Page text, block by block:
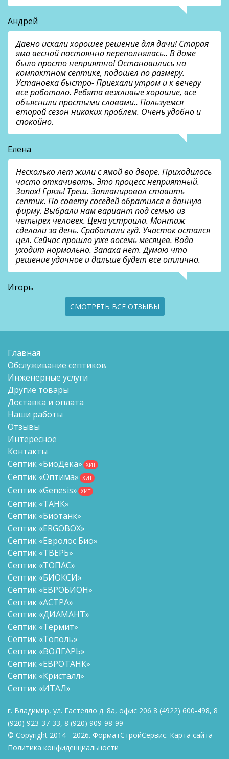
Андрей
Давно искали хорошее решение для дачи! Старая
яма весной постоянно переполнялась.. В доме
было просто неприятно! Остановились на
компактном септике, подошел по размеру.
Установка быстро- Приехали утром и к вечеру
все работало. Ребята вежливые хорошие, все
объяснили простыми словами.. Пользуемся
второй сезон никаких проблем. Очень удобно и
спокойно.
Елена
Несколько лет жили с ямой во дворе. Приходилось
часто откачивать. Это процесс неприятный.
Запах! Грязь! Треш. Запланировал ставить
септик. По совету соседей обратился в данную
фирму. Выбрали нам вариант под семью из
четырех человек. Цена устроила. Монтаж
сделали за день. Сработали гуд. Участок остался
цел. Сейчас прошло уже восемь месяцев. Вода
уходит нормально. Запаха нет. Думаю что
решение удачное и дальше будет все отлично.
Игорь
СМОТРЕТЬ ВСЕ ОТЗЫВЫ
Главная
Обслуживание септиков
Инженерные услуги
Другие товары
Доставка и оплата
Наши работы
Отзывы
Интересное
Контакты
Септик «БиоДека» ХИТ
Септик «Оптима» ХИТ
Септик «Genesis» ХИТ
Септик «ТАНК»
Септик «Биотанк»
Септик «ERGOBOX»
Септик «Евролос Био»
Септик «ТВЕРЬ»
Септик «ТОПАС»
Септик «БИОКСИ»
Септик «ЕВРОБИОН»
Септик «АСТРА»
Септик «ДИАМАНТ»
Септик «Термит»
Септик «Тополь»
Септик «ВОЛГАРЬ»
Септик «ЕВРОТАНК»
Септик «Кристалл»
Септик «ИТАЛ»
г. Владимир, ул. Гастелло д. 8а, офис 206 8 (4922) 600-498, 8
(920) 923-37-33, 8 (920) 909-98-99
© Copyright 2014 - 2026. ФорматСтройСервис. Карта сайта
Политика конфиденциальности